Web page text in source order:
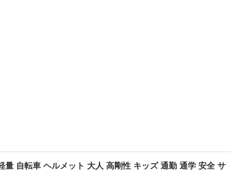
量 自転車 ヘルメット 大人 高剛性 キッズ 通勤 通学 安全 サ